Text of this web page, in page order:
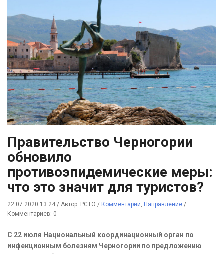
Правительство Черногории
обновило
противоэпидемические меры:
что это значит для туристов?
22.07.2020 13:24 / Автор: РСТО / Комментарий, Направление /
Комментариев: 0
С 22 июля Национальный координационный орган по
инфекционным болезням Черногории по предложению